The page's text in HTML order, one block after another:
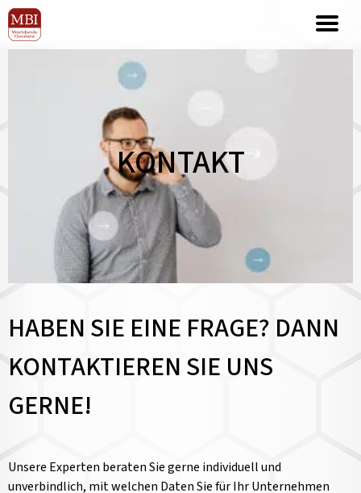
KONTAKT
HABEN SIE EINE FRAGE? DANN
KONTAKTIEREN SIE UNS
GERNE!
Unsere Experten beraten Sie gerne individuell und
unverbindlich, mit welchen Daten Sie für Ihr Unternehmen